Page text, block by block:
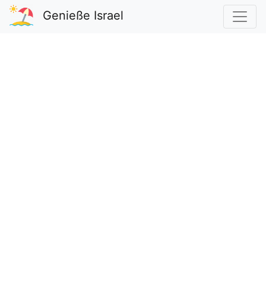
Genieße Israel